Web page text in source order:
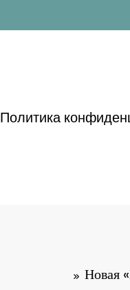
Политика
Новая